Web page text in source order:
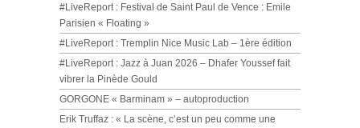
#LiveReport : Festival de Saint Paul de Vence : Emile
Parisien « Floating »
#LiveReport : Tremplin Nice Music Lab – 1ère édition
#LiveReport : Jazz à Juan 2026 – Dhafer Youssef fait
vibrer la Pinède Gould
GORGONE « Barminam » – autoproduction
Erik Truffaz : « La scène, c’est un peu comme une